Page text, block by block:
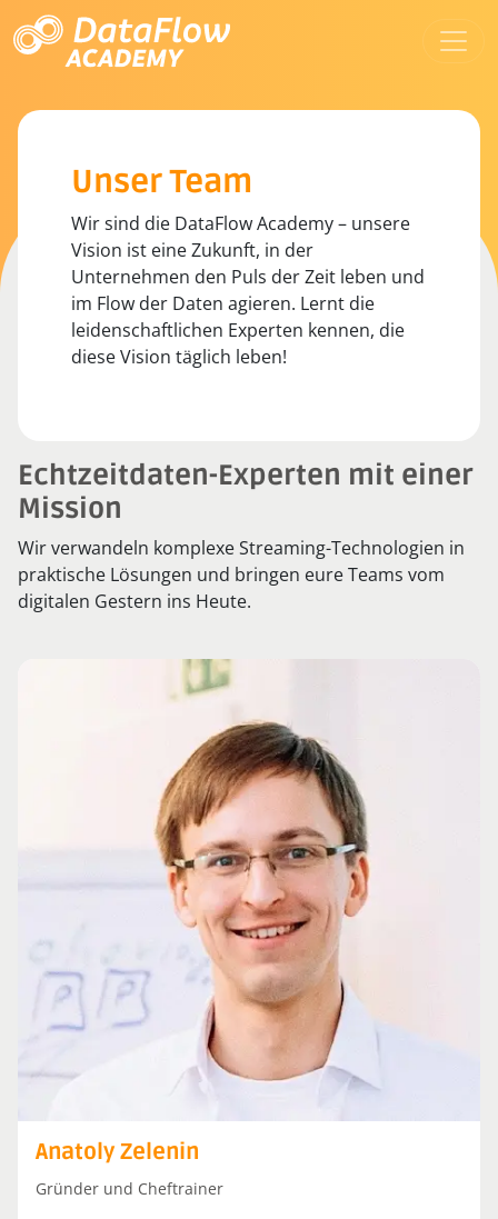
Unser Team
Wir sind die DataFlow Academy – unsere
Vision ist eine Zukunft, in der
Unternehmen den Puls der Zeit leben und
im Flow der Daten agieren. Lernt die
leidenschaftlichen Experten kennen, die
diese Vision täglich leben!
Echtzeitdaten-Experten mit einer
Mission
Wir verwandeln komplexe Streaming-Technologien in
praktische Lösungen und bringen eure Teams vom
digitalen Gestern ins Heute.
Anatoly Zelenin
Gründer und Cheftrainer